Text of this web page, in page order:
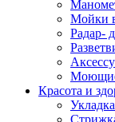
Мойки
Радар-
Моющие
Красота и